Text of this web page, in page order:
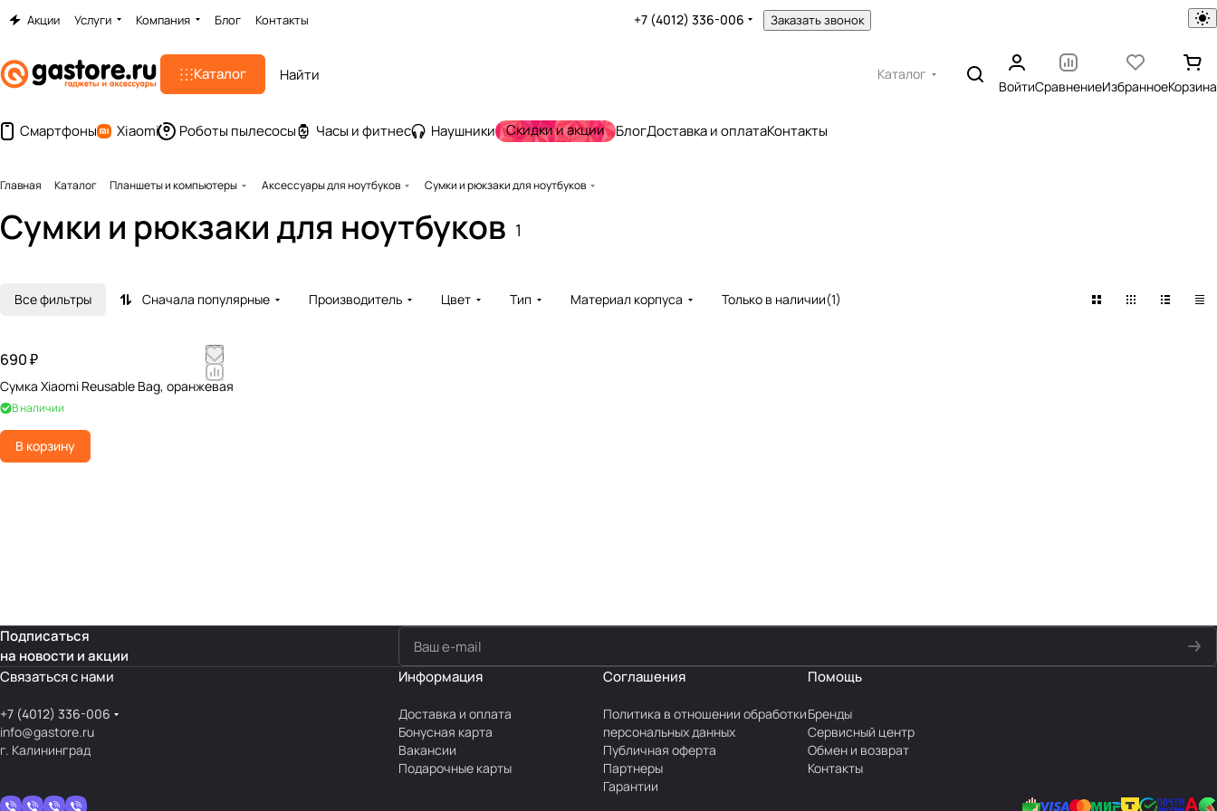
Акции Услуги Компания Блог Контакты +7 (4012) 336-006 Заказать звонок
Каталог Каталог
ВойтиСравнениеИзбранноеКорзина
Смартфоны Xiaomi Роботы пылесосы Часы и фитнес Наушники Скидки и акции БлогДоставка и оплатаКонтакты
Главная Каталог Планшеты и компьютеры Аксессуары для ноутбуков Сумки и рюкзаки для ноутбуков
Сумки и рюкзаки для ноутбуков 1
Все фильтры Сначала популярные Производитель Цвет Тип Материал корпуса Только в наличии(1)
690 ₽
Сумка Xiaomi Reusable Bag, оранжевая
В наличии
В корзину
Подписаться
на новости и акции
Связаться с нами
+7 (4012) 336-006
info@gastore.ru
г. Калининград
Информация
Доставка и оплата
Бонусная карта
Вакансии
Подарочные карты
Соглашения
Политика в отношении обработки
персональных данных
Публичная оферта
Партнеры
Гарантии
Помощь
Бренды
Сервисный центр
Обмен и возврат
Контакты